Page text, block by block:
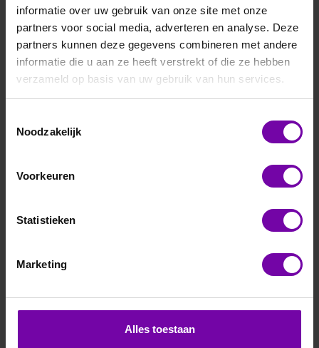
informatie over uw gebruik van onze site met onze
partners voor social media, adverteren en analyse. Deze
partners kunnen deze gegevens combineren met andere
informatie die u aan ze heeft verstrekt of die ze hebben
verzameld op basis van uw gebruik van hun services.
Noodzakelijk
Voorkeuren
Statistieken
Marketing
Alles toestaan
E+E
Voor meer informatie :
Vraag een offerte aan Bij vragen, bel ons